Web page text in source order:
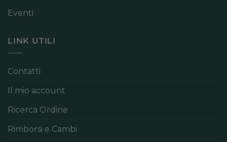
Eventi
LINK UTILI
Contatti
Il mio account
Ricerca Ordine
Rimborsi e Cambi